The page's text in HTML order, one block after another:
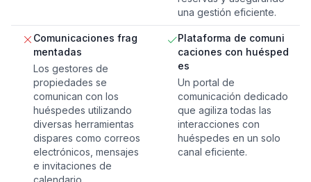
una gestión eficiente.
Comunicaciones frag
mentadas
Los gestores de
propiedades se
comunican con los
huéspedes utilizando
diversas herramientas
dispares como correos
electrónicos, mensajes
e invitaciones de
Plataforma de comuni
caciones con huésped
es
Un portal de
comunicación dedicado
que agiliza todas las
interacciones con
huéspedes en un solo
canal eficiente.